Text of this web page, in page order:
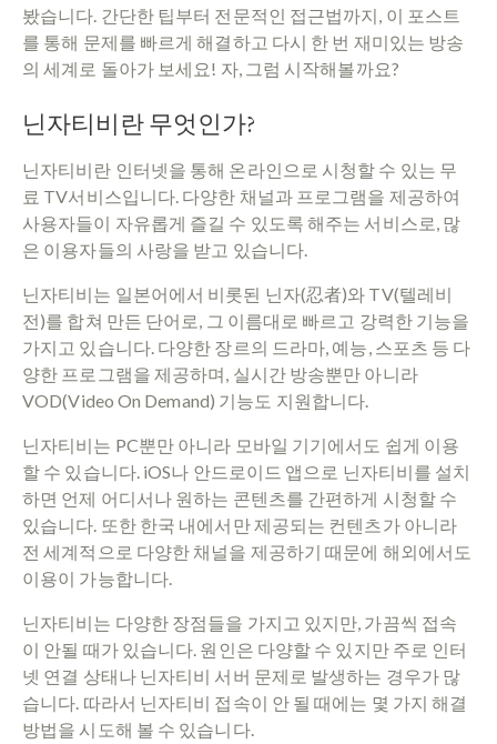
봤습니다. 간단한 팁부터 전문적인 접근법까지, 이 포스트
를 통해 문제를 빠르게 해결하고 다시 한 번 재미있는 방송
의 세계로 돌아가 보세요! 자, 그럼 시작해볼까요?
닌자티비란 무엇인가?
닌자티비란 인터넷을 통해 온라인으로 시청할 수 있는 무
료 TV서비스입니다. 다양한 채널과 프로그램을 제공하여
사용자들이 자유롭게 즐길 수 있도록 해주는 서비스로, 많
은 이용자들의 사랑을 받고 있습니다.
닌자티비는 일본어에서 비롯된 닌자(忍者)와 TV(텔레비
전)를 합쳐 만든 단어로, 그 이름대로 빠르고 강력한 기능을
가지고 있습니다. 다양한 장르의 드라마, 예능, 스포츠 등 다
양한 프로그램을 제공하며, 실시간 방송뿐만 아니라
VOD(Video On Demand) 기능도 지원합니다.
닌자티비는 PC뿐만 아니라 모바일 기기에서도 쉽게 이용
할 수 있습니다. iOS나 안드로이드 앱으로 닌자티비를 설치
하면 언제 어디서나 원하는 콘텐츠를 간편하게 시청할 수
있습니다. 또한 한국 내에서만 제공되는 컨텐츠가 아니라
전 세계적으로 다양한 채널을 제공하기 때문에 해외에서도
이용이 가능합니다.
닌자티비는 다양한 장점들을 가지고 있지만, 가끔씩 접속
이 안될 때가 있습니다. 원인은 다양할 수 있지만 주로 인터
넷 연결 상태나 닌자티비 서버 문제로 발생하는 경우가 많
습니다. 따라서 닌자티비 접속이 안 될 때에는 몇 가지 해결
방법을 시도해 볼 수 있습니다.